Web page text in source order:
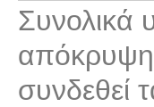
Συνολικά
απόκρυψη
συνδεθεί